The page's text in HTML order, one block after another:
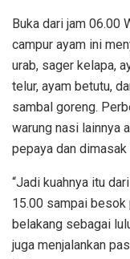
Buka dari jam 06.00
campur ayam ini
urab, sager kelapa,
telur, ayam betutu,
sambal goreng.
warung nasi lainnya
pepaya dan dimasak
“Jadi kuahnya itu
15.00 sampai besok
belakang sebagai
juga menjalankan